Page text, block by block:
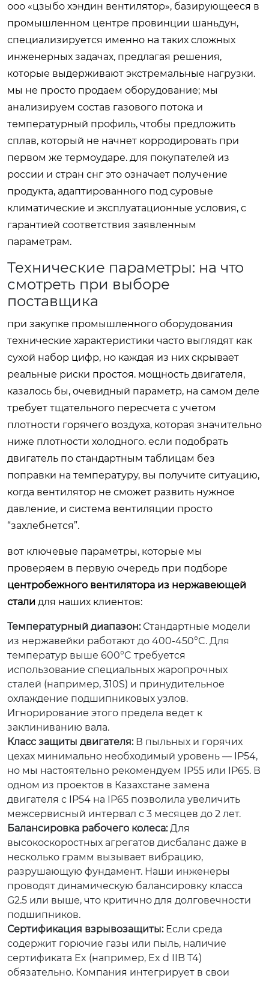
ооо «цзыбо хэндин вентилятор», базирующееся в
промышленном центре провинции шаньдун,
специализируется именно на таких сложных
инженерных задачах, предлагая решения,
которые выдерживают экстремальные нагрузки.
мы не просто продаем оборудование; мы
анализируем состав газового потока и
температурный профиль, чтобы предложить
сплав, который не начнет корродировать при
первом же термоударе. для покупателей из
россии и стран снг это означает получение
продукта, адаптированного под суровые
климатические и эксплуатационные условия, с
гарантией соответствия заявленным
параметрам.
Технические параметры: на что
смотреть при выборе
поставщика
при закупке промышленного оборудования
технические характеристики часто выглядят как
сухой набор цифр, но каждая из них скрывает
реальные риски простоя. мощность двигателя,
казалось бы, очевидный параметр, на самом деле
требует тщательного пересчета с учетом
плотности горячего воздуха, которая значительно
ниже плотности холодного. если подобрать
двигатель по стандартным таблицам без
поправки на температуру, вы получите ситуацию,
когда вентилятор не сможет развить нужное
давление, и система вентиляции просто
“захлебнется”.
вот ключевые параметры, которые мы
проверяем в первую очередь при подборе
центробежного вентилятора из нержавеющей
стали для наших клиентов:
Температурный диапазон:Стандартные модели
из нержавейки работают до 400-450°C. Для
температур выше 600°C требуется
использование специальных жаропрочных
сталей (например, 310S) и принудительное
охлаждение подшипниковых узлов.
Игнорирование этого предела ведет к
заклиниванию вала.
Класс защиты двигателя:В пыльных и горячих
цехах минимально необходимый уровень — IP54,
но мы настоятельно рекомендуем IP55 или IP65. В
одном из проектов в Казахстане замена
двигателя с IP54 на IP65 позволила увеличить
межсервисный интервал с 3 месяцев до 2 лет.
Балансировка рабочего колеса:Для
высокоскоростных агрегатов дисбаланс даже в
несколько грамм вызывает вибрацию,
разрушающую фундамент. Наши инженеры
проводят динамическую балансировку класса
G2.5 или выше, что критично для долговечности
подшипников.
Сертификация взрывозащиты:Если среда
содержит горючие газы или пыль, наличие
сертификата Ex (например, Ex d IIB T4)
обязательно. Компания интегрирует в свои